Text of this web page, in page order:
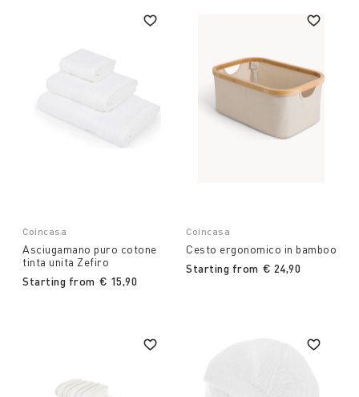
Coincasa
Asciugamano puro cotone
tinta unita Zefiro
Starting from € 15,90
Coincasa
Cesto ergonomico in bamboo
Starting from € 24,90